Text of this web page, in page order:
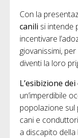
Con la
canili si intende
incentivare
giovanissimi,
diventi la loro
L’esibizione
un’imperdibile
popolazione sul
cani e
a discapito